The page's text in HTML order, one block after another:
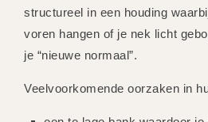
structureel in een houding
voren hangen of je nek licht
je “nieuwe normaal”.
Veelvoorkomende oorzaken in